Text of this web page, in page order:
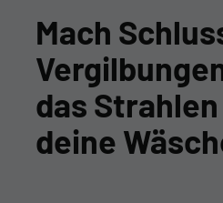
Mach
das
deine